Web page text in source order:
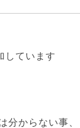
しています
分からない事、